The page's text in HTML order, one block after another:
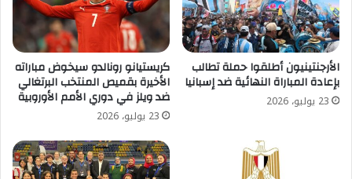
الأرجنتينيون أطلقوا حملة تطالب
بإعادة المباراة النهائية ضد إسبانيا
23 يوليو، 2026
كريستيانو رونالدو سيخوض مباراته
الأخيرة بقميص المنتخب البرتغالي
ضد ويلز في دوري الأمم الأوروبية
23 يوليو، 2026